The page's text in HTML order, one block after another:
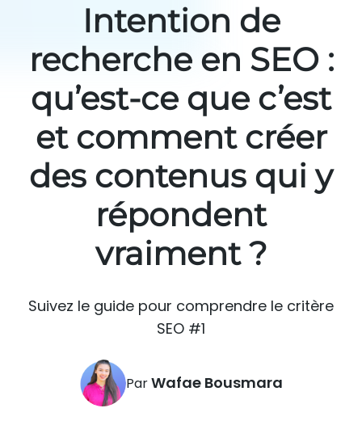
Intention de
recherche en SEO :
qu’est-ce que c’est
et comment créer
des contenus qui y
répondent
vraiment ?
Suivez le guide pour comprendre le critère
SEO #1
ParWafae Bousmara